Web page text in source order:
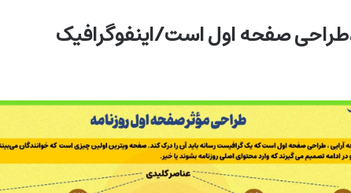
صفحه اول است/اینفوگرافیک